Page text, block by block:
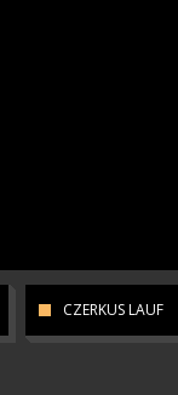
CZERKUS LAUF